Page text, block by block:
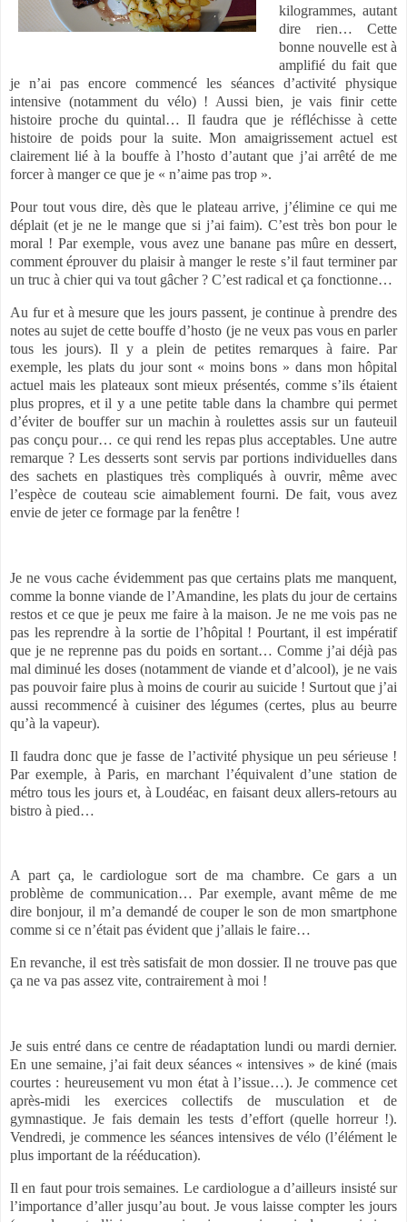
kilogrammes, autant
dire rien… Cette
bonne nouvelle est à
amplifié du fait que
je n’ai pas encore commencé les séances d’activité physique
intensive (notamment du vélo) ! Aussi bien, je vais finir cette
histoire proche du quintal… Il faudra que je réfléchisse à cette
histoire de poids pour la suite. Mon amaigrissement actuel est
clairement lié à la bouffe à l’hosto d’autant que j’ai arrêté de me
forcer à manger ce que je « n’aime pas trop ».
Pour tout vous dire, dès que le plateau arrive, j’élimine ce qui me
déplait (et je ne le mange que si j’ai faim). C’est très bon pour le
moral ! Par exemple, vous avez une banane pas mûre en dessert,
comment éprouver du plaisir à manger le reste s’il faut terminer par
un truc à chier qui va tout gâcher ? C’est radical et ça fonctionne…
Au fur et à mesure que les jours passent, je continue à prendre des
notes au sujet de cette bouffe d’hosto (je ne veux pas vous en parler
tous les jours). Il y a plein de petites remarques à faire. Par
exemple, les plats du jour sont « moins bons » dans mon hôpital
actuel mais les plateaux sont mieux présentés, comme s’ils étaient
plus propres, et il y a une petite table dans la chambre qui permet
d’éviter de bouffer sur un machin à roulettes assis sur un fauteuil
pas conçu pour… ce qui rend les repas plus acceptables. Une autre
remarque ? Les desserts sont servis par portions individuelles dans
des sachets en plastiques très compliqués à ouvrir, même avec
l’espèce de couteau scie aimablement fourni. De fait, vous avez
envie de jeter ce formage par la fenêtre !
Je ne vous cache évidemment pas que certains plats me manquent,
comme la bonne viande de l’Amandine, les plats du jour de certains
restos et ce que je peux me faire à la maison. Je ne me vois pas ne
pas les reprendre à la sortie de l’hôpital ! Pourtant, il est impératif
que je ne reprenne pas du poids en sortant… Comme j’ai déjà pas
mal diminué les doses (notamment de viande et d’alcool), je ne vais
pas pouvoir faire plus à moins de courir au suicide ! Surtout que j’ai
aussi recommencé à cuisiner des légumes (certes, plus au beurre
qu’à la vapeur).
Il faudra donc que je fasse de l’activité physique un peu sérieuse !
Par exemple, à Paris, en marchant l’équivalent d’une station de
métro tous les jours et, à Loudéac, en faisant deux allers-retours au
bistro à pied…
A part ça, le cardiologue sort de ma chambre. Ce gars a un
problème de communication… Par exemple, avant même de me
dire bonjour, il m’a demandé de couper le son de mon smartphone
comme si ce n’était pas évident que j’allais le faire…
En revanche, il est très satisfait de mon dossier. Il ne trouve pas que
ça ne va pas assez vite, contrairement à moi !
Je suis entré dans ce centre de réadaptation lundi ou mardi dernier.
En une semaine, j’ai fait deux séances « intensives » de kiné (mais
courtes : heureusement vu mon état à l’issue…). Je commence cet
après-midi les exercices collectifs de musculation et de
gymnastique. Je fais demain les tests d’effort (quelle horreur !).
Vendredi, je commence les séances intensives de vélo (l’élément le
plus important de la rééducation).
Il en faut pour trois semaines. Le cardiologue a d’ailleurs insisté sur
l’importance d’aller jusqu’au bout. Je vous laisse compter les jours